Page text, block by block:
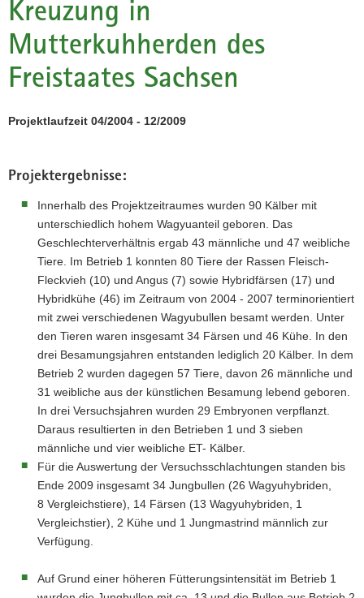
a
v
g
Kreuzung in
Mutterkuhherden des
Freistaates Sachsen
Projektlaufzeit 04/2004 - 12/2009
Projektergebnisse:
Innerhalb des Projektzeitraumes wurden 90 Kälber mit
unterschiedlich hohem Wagyuanteil geboren. Das
Geschlechterverhältnis ergab 43 männliche und 47 weibliche
Tiere. Im Betrieb 1 konnten 80 Tiere der Rassen Fleisch-
Fleckvieh (10) und Angus (7) sowie Hybridfärsen (17) und
Hybridkühe (46) im Zeitraum von 2004 - 2007 terminorientiert
mit zwei verschiedenen Wagyubullen besamt werden. Unter
den Tieren waren insgesamt 34 Färsen und 46 Kühe. In den
drei Besamungsjahren entstanden lediglich 20 Kälber. In dem
Betrieb 2 wurden dagegen 57 Tiere, davon 26 männliche und
31 weibliche aus der künstlichen Besamung lebend geboren.
In drei Versuchsjahren wurden 29 Embryonen verpflanzt.
Daraus resultierten in den Betrieben 1 und 3 sieben
männliche und vier weibliche ET- Kälber.
Für die Auswertung der Versuchsschlachtungen standen bis
Ende 2009 insgesamt 34 Jungbullen (26 Wagyuhybriden,
8 Vergleichstiere), 14 Färsen (13 Wagyuhybriden, 1
Vergleichstier), 2 Kühe und 1 Jungmastrind männlich zur
Verfügung.
Auf Grund einer höheren Fütterungsintensität im Betrieb 1